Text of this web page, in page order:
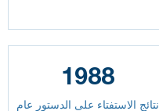
1988
نتائج الاستفتاء على الدستور عام